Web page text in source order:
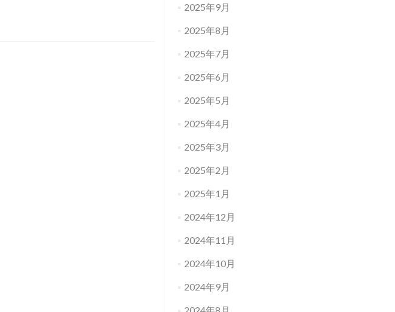
2025年9月
2025年8月
2025年7月
2025年6月
2025年5月
2025年4月
2025年3月
2025年2月
2025年1月
2024年12月
2024年11月
2024年10月
2024年9月